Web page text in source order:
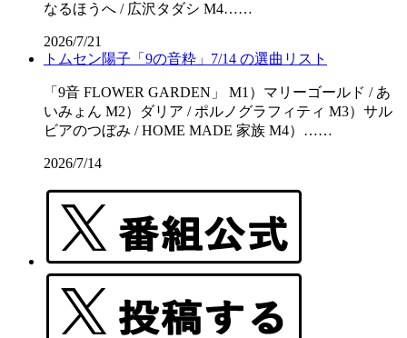
なるほうへ / 広沢タダシ M4……
2026/7/21
トムセン陽子「9の音粋」7/14 の選曲リスト
「9音 FLOWER GARDEN」 M1）マリーゴールド / あ
いみょん M2）ダリア / ポルノグラフィティ M3）サル
ビアのつぼみ / HOME MADE 家族 M4）……
2026/7/14